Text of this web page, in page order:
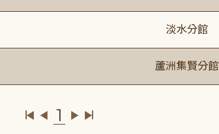
淡水分館
蘆洲集賢分館
1